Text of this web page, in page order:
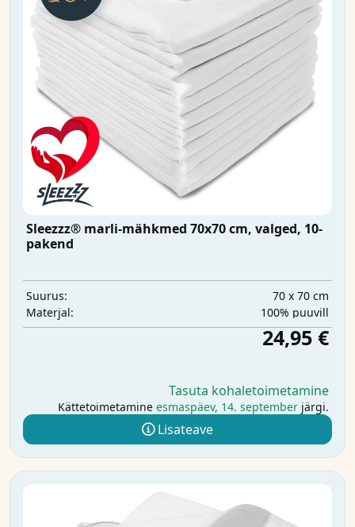
Sleezzz® marli-mähkmed 70x70 cm, valged, 10-
pakend
Suurus:
70 x 70 cm
Materjal:
100% puuvill
24,95 €
Tasuta kohaletoimetamine
Kättetoimetamine esmaspäev, 14. september järgi.
Lisateave